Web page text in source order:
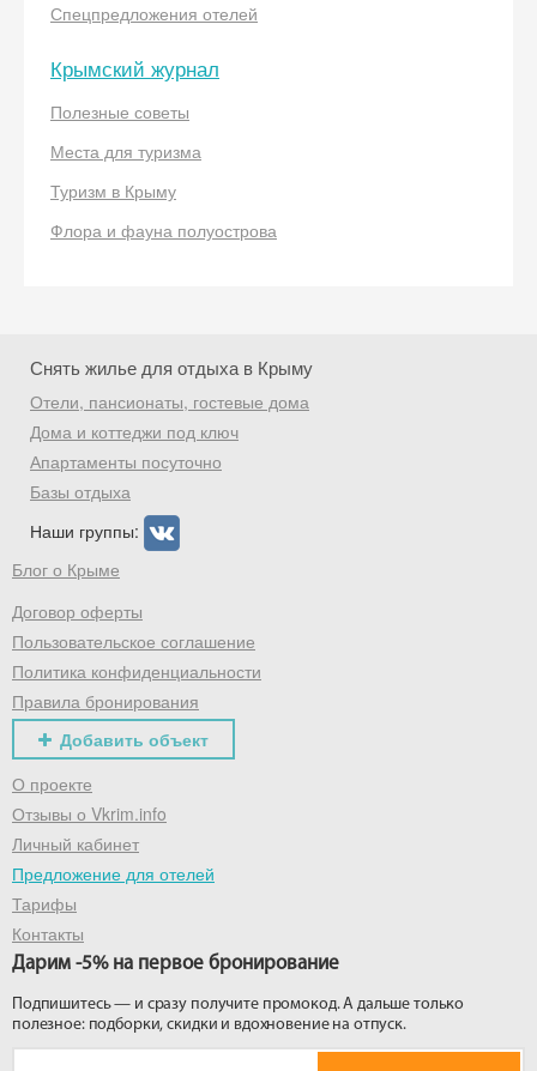
Спецпредложения отелей
Крымский журнал
Полезные советы
Места для туризма
Туризм в Крыму
Флора и фауна полуострова
Снять жилье для отдыха в Крыму
Отели, пансионаты, гостевые дома
Дома и коттеджи под ключ
Апартаменты посуточно
Базы отдыха
Наши группы:
Блог о Крыме
Договор оферты
Пользовательское соглашение
Политика конфиденциальности
Правила бронирования
Добавить объект
О проекте
Отзывы о Vkrim.info
Личный кабинет
Предложение для отелей
Тарифы
Контакты
Дарим -5% на первое бронирование
Подпишитесь — и сразу получите промокод. А дальше только
полезное: подборки, скидки и вдохновение на отпуск.